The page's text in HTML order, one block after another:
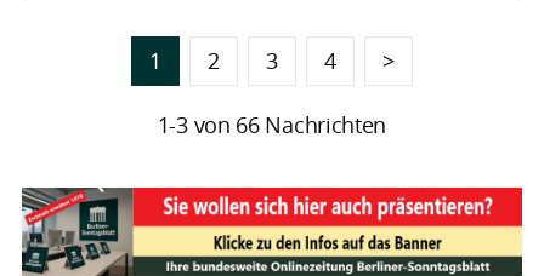
1 2 3 4 >
1-3 von 66 Nachrichten